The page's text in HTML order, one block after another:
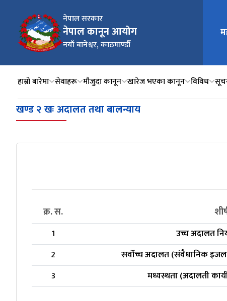
नेपाल सरकार
नेपाल कानून आयोग
नयाँ बानेश्वर, काठमाण्डौँ
मुख्य
हाम्रो बारेमा सेवाहरू मौजुदा कानून खारेज भएका कानून विविध
खण्ड २ खः अदालत तथा बालन्याय
क्र. स.
1 उच्च अदालत
2
सर्वोच्च अदालत (संवैधानिक
3
मध्यस्थता (अदालती